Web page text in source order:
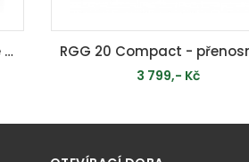
RGG 21 - plynový gril 10 kW se dvěma hořáky a bočním vařičem
3 799,- Kč
MOMENTÁLNĚ VYPRODÁNO